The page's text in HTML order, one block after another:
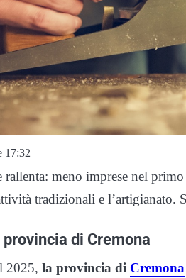
17:32
rallenta: meno imprese nel
tradizionali e
di Cremona
2025, la provincia di Cremona